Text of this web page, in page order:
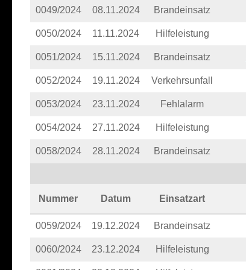
0049/2024 08.11.2024 Brandeinsatz
0050/2024 11.11.2024 Hilfeleistung
0051/2024 15.11.2024 Brandeinsatz
0052/2024 19.11.2024 Verkehrsunfall
0053/2024 23.11.2024 Fehlalarm
0054/2024 27.11.2024 Hilfeleistung
0058/2024 28.11.2024 Brandeinsatz
Nummer Datum Einsatzart
0059/2024 19.12.2024 Brandeinsatz
0060/2024 23.12.2024 Hilfeleistung